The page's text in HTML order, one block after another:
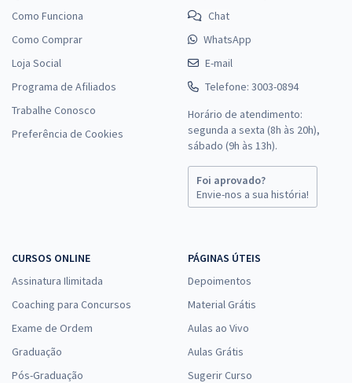
Como Funciona
Como Comprar
Loja Social
Programa de Afiliados
Trabalhe Conosco
Preferência de Cookies
Chat
WhatsApp
E-mail
Telefone: 3003-0894
Horário de atendimento:
segunda a sexta (8h às 20h),
sábado (9h às 13h).
Foi aprovado?
Envie-nos a sua história!
CURSOS ONLINE
Assinatura Ilimitada
Coaching para Concursos
Exame de Ordem
Graduação
Pós-Graduação
PÁGINAS ÚTEIS
Depoimentos
Material Grátis
Aulas ao Vivo
Aulas Grátis
Sugerir Curso